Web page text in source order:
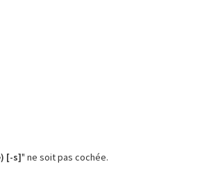
[-s]" ne soit pas cochée.